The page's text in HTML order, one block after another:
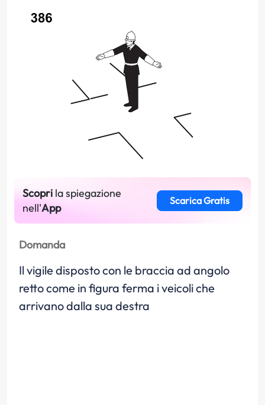
Scopri la spiegazione
nell'App
Scarica Gratis
Domanda
Il vigile disposto con le braccia ad angolo
retto come in figura ferma i veicoli che
arrivano dalla sua destra